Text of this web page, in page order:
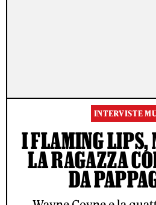
INTERVISTE
I FLAMING LIPS,
LA RAGAZZA
DA